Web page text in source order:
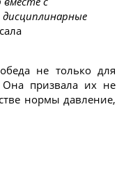
дисциплинарные
не только для
призвала их не
нормы давление,